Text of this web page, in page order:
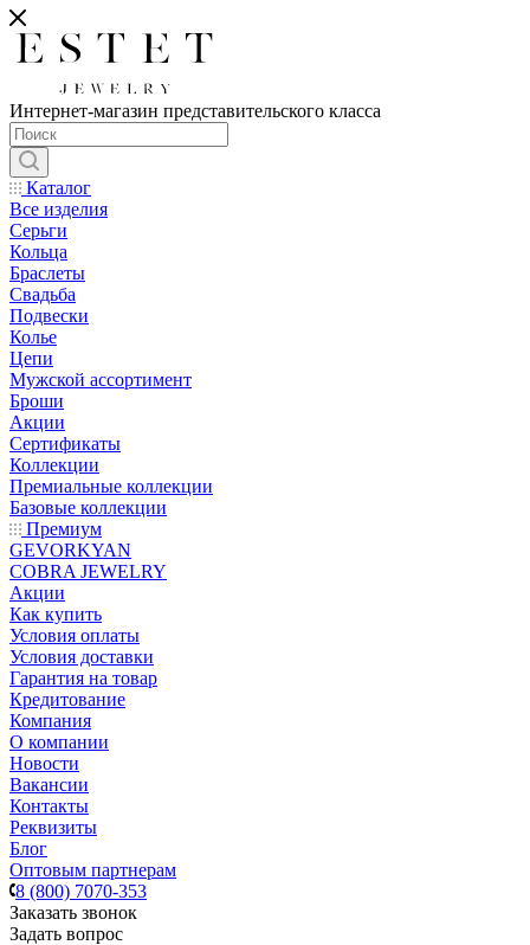
Интернет-магазин представительского класса
Каталог
Все изделия
Серьги
Кольца
Браслеты
Свадьба
Подвески
Колье
Цепи
Мужской ассортимент
Броши
Акции
Сертификаты
Коллекции
Премиальные коллекции
Базовые коллекции
Премиум
GEVORKYAN
COBRA JEWELRY
Акции
Как купить
Условия оплаты
Условия доставки
Гарантия на товар
Кредитование
Компания
О компании
Новости
Вакансии
Контакты
Реквизиты
Блог
Оптовым партнерам
8 (800) 7070-353
Заказать звонок
Задать вопрос